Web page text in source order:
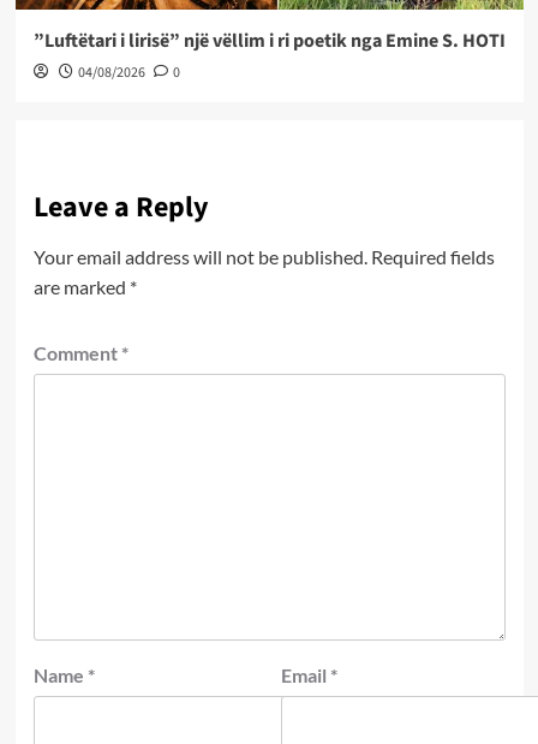
”Luftëtari i lirisë” një vëllim i ri poetik nga Emine S. HOTI
04/08/2026 0
Leave a Reply
Your email address will not be published. Required fields
are marked *
Comment *
Name * Email *